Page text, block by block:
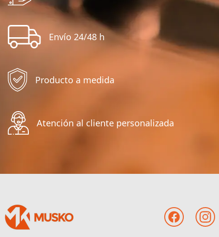
Envío 24/48 h
Producto a medida
Atención al cliente personalizada